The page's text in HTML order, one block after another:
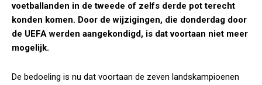
voetballanden in de tweede of zelfs derde pot terecht
konden komen. Door de wijzigingen, die donderdag door
de UEFA werden aangekondigd, is dat voortaan niet meer
mogelijk.
De bedoeling is nu dat voortaan de zeven landskampioenen